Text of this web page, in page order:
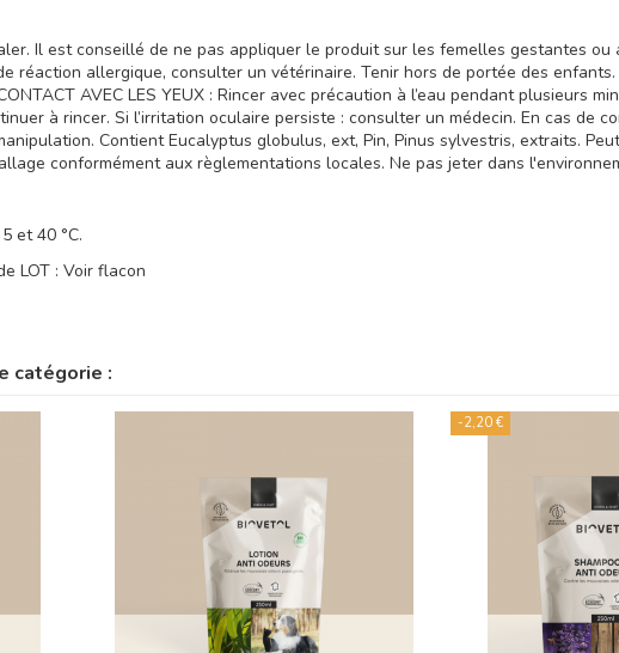
Il est conseillé de ne pas appliquer le produit sur les femelles gestantes
réaction allergique, consulter un vétérinaire. Tenir hors de portée des
AVEC LES YEUX : Rincer avec précaution à l’eau pendant
à rincer. Si l’irritation oculaire persiste : consulter un médecin. En cas de
Contient Eucalyptus globulus, ext, Pin, Pinus sylvestris, extraits.
conformément aux règlementations locales. Ne pas jeter dans
et 40 °C.
LOT : Voir flacon
catégorie :
-2,20 €